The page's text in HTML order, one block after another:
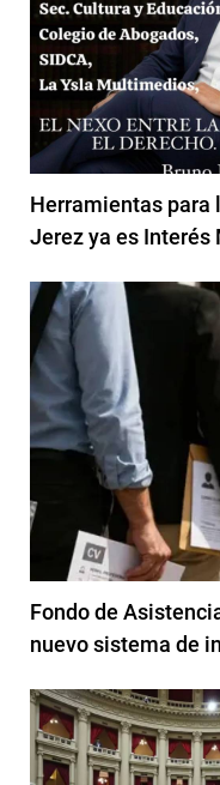
Herramientas para
Jerez ya es Interés
Fondo de
nuevo sistema de